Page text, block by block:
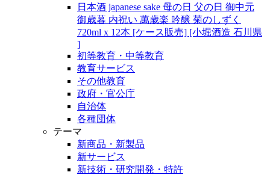
日本酒 japanese sake 母の日 父の日 御中元
御歳暮 内祝い 萬歳楽 吟醸 菊のしずく
720ml x 12本 [ケース販売] [小堀酒造 石川県
]
初等教育・中等教育
教育サービス
その他教育
政府・官公庁
自治体
各種団体
テーマ
新商品・新製品
新サービス
新技術・研究開発・特許